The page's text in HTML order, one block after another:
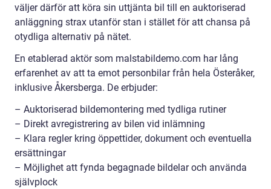
väljer därför att köra sin uttjänta bil till en auktoriserad
anläggning strax utanför stan i stället för att chansa på
otydliga alternativ på nätet.
En etablerad aktör som malstabildemo.com har lång
erfarenhet av att ta emot personbilar från hela Österåker,
inklusive Åkersberga. De erbjuder:
– Auktoriserad bildemontering med tydliga rutiner
– Direkt avregistrering av bilen vid inlämning
– Klara regler kring öppettider, dokument och eventuella
ersättningar
– Möjlighet att fynda begagnade bildelar och använda
självplock